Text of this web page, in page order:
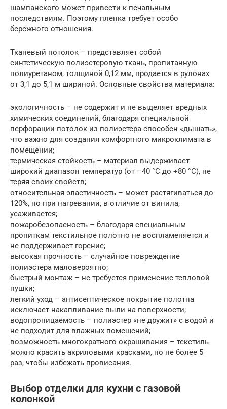
шампанского может привести к печальным
последствиям. Поэтому пленка требует особо
бережного отношения.
Тканевый потолок – представляет собой
синтетическую полиэстеровую ткань, пропитанную
полиуретаном, толщиной 0,12 мм, продается в рулонах
от 3,1 до 5,1 м шириной. Основные свойства материала:
экологичность – не содержит и не выделяет вредных
химических соединений, благодаря специальной
перфорации потолок из полиэстера способен «дышать»,
что важно для создания комфортного микроклимата в
помещении;
термическая стойкость – материал выдерживает
широкий диапазон температур (от –40 °C до +80 °C), не
теряя своих свойств;
относительная эластичность – может растягиваться до
120%, но при нагревании, в отличие от винила,
усаживается;
пожаробезопасность – благодаря специальным
пропиткам текстильное полотно не воспламеняется и
не поддерживает горение;
высокая прочность – случайное повреждение
полиэстера маловероятно;
быстрый монтаж – не требуется применение тепловой
пушки;
легкий уход – антисептическое покрытие полотна
исключает накапливание пыли на поверхности;
водопроницаемость – полиэстер «не дружит» с водой и
не подходит для влажных помещений;
возможность многократного окрашивания – текстиль
можно красить акриловыми красками, но не более 5
раз, чтобы избежать провисания.
Выбор отделки для кухни с газовой
колонкой